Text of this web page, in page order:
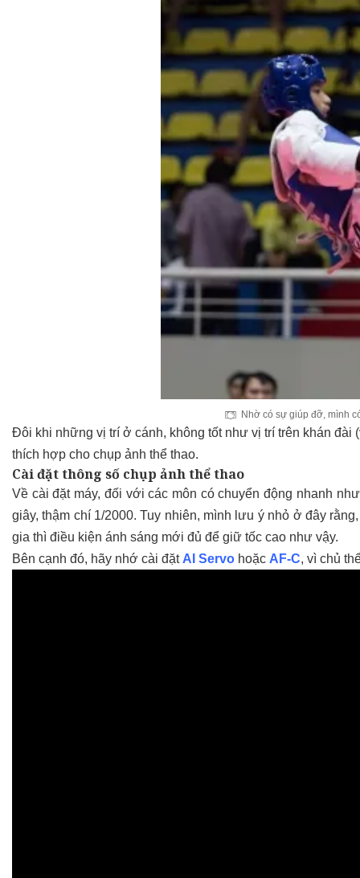
Nhờ có sự giúp đỡ, mình
Đôi khi những vị trí ở cánh, không tốt như vị trí trên khán đài
thích hợp cho chụp ảnh thể thao.
Cài đặt thông số chụp ảnh thể thao
Về cài đặt máy, đối với các môn có chuyển động nhanh
giây, thậm chí 1/2000. Tuy nhiên, mình lưu ý nhỏ ở đây
gia thì điều kiện ánh sáng mới đủ để giữ tốc cao như vậy.
Bên cạnh đó, hãy nhớ cài đặt AI Servo hoặc AF-C, vì chủ